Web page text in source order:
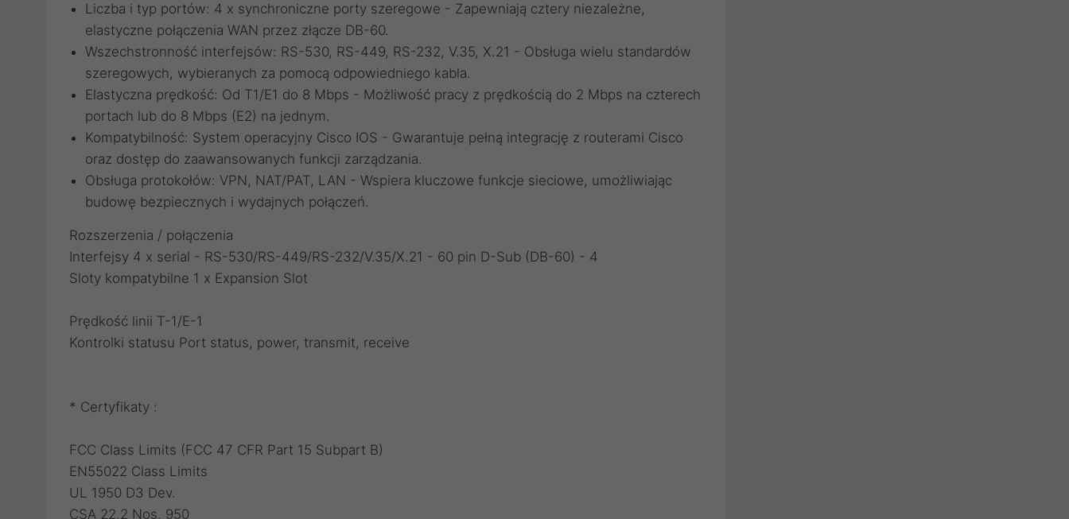
Liczba i typ portów: 4 x synchroniczne porty szeregowe - Zapewniają cztery niezależne,
elastyczne połączenia WAN przez złącze DB-60.
Wszechstronność interfejsów: RS-530, RS-449, RS-232, V.35, X.21 - Obsługa wielu standardów
szeregowych, wybieranych za pomocą odpowiedniego kabla.
Elastyczna prędkość: Od T1/E1 do 8 Mbps - Możliwość pracy z prędkością do 2 Mbps na czterech
portach lub do 8 Mbps (E2) na jednym.
Kompatybilność: System operacyjny Cisco IOS - Gwarantuje pełną integrację z routerami Cisco
oraz dostęp do zaawansowanych funkcji zarządzania.
Obsługa protokołów: VPN, NAT/PAT, LAN - Wspiera kluczowe funkcje sieciowe, umożliwiając
budowę bezpiecznych i wydajnych połączeń.
Rozszerzenia / połączenia
Interfejsy 4 x serial - RS-530/RS-449/RS-232/V.35/X.21 - 60 pin D-Sub (DB-60) - 4
Sloty kompatybilne 1 x Expansion Slot
Prędkość linii T-1/E-1
Kontrolki statusu Port status, power, transmit, receive
* Certyfikaty :
FCC Class Limits (FCC 47 CFR Part 15 Subpart B)
EN55022 Class Limits
UL 1950 D3 Dev.
CSA 22.2 Nos. 950